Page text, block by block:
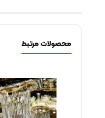
محصولات مرتبط